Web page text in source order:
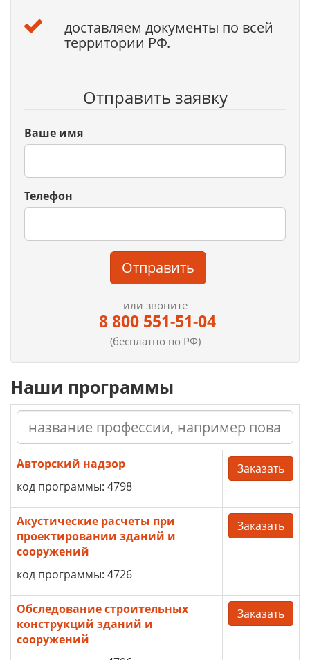
доставляем документы по всей
территории РФ.
Отправить заявку
Ваше имя
Телефон
Отправить
или звоните
8 800 551-51-04
(бесплатно по РФ)
Наши программы
Авторский надзор
код программы: 4798
Заказать
Акустические расчеты при
проектировании зданий и
сооружений
код программы: 4726
Заказать
Обследование строительных
конструкций зданий и
сооружений
Заказать